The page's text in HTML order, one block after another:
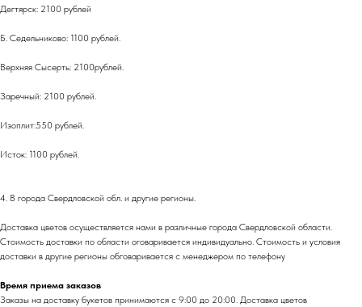
Дегтярск: 2100 рублей
Б. Седельниково: 1100 рублей.
Верхняя Сысерть: 2100рублей.
Заречный: 2100 рублей.
Изоплит:550 рублей.
Исток: 1100 рублей.
4. В города Свердловской обл. и другие регионы.
Доставка цветов осуществляется нами в различные города Свердловской области.
Стоимость доставки по области оговаривается индивидуально. Стоимость и условия
доставки в другие регионы обговаривается с менеджером по телефону
Время приема заказов
Заказы на доставку букетов принимаются с 9:00 до 20:00. Доставка цветов